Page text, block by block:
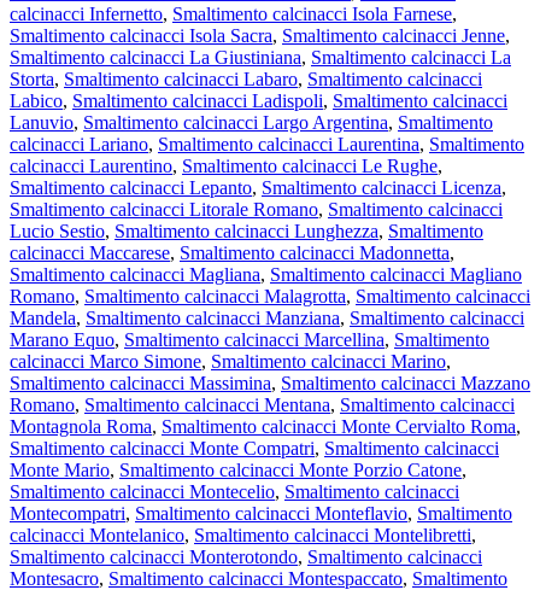
calcinacci Infernetto, Smaltimento calcinacci Isola Farnese,
Smaltimento calcinacci Isola Sacra, Smaltimento calcinacci Jenne,
Smaltimento calcinacci La Giustiniana, Smaltimento calcinacci La
Storta, Smaltimento calcinacci Labaro, Smaltimento calcinacci
Labico, Smaltimento calcinacci Ladispoli, Smaltimento calcinacci
Lanuvio, Smaltimento calcinacci Largo Argentina, Smaltimento
calcinacci Lariano, Smaltimento calcinacci Laurentina, Smaltimento
calcinacci Laurentino, Smaltimento calcinacci Le Rughe,
Smaltimento calcinacci Lepanto, Smaltimento calcinacci Licenza,
Smaltimento calcinacci Litorale Romano, Smaltimento calcinacci
Lucio Sestio, Smaltimento calcinacci Lunghezza, Smaltimento
calcinacci Maccarese, Smaltimento calcinacci Madonnetta,
Smaltimento calcinacci Magliana, Smaltimento calcinacci Magliano
Romano, Smaltimento calcinacci Malagrotta, Smaltimento calcinacci
Mandela, Smaltimento calcinacci Manziana, Smaltimento calcinacci
Marano Equo, Smaltimento calcinacci Marcellina, Smaltimento
calcinacci Marco Simone, Smaltimento calcinacci Marino,
Smaltimento calcinacci Massimina, Smaltimento calcinacci Mazzano
Romano, Smaltimento calcinacci Mentana, Smaltimento calcinacci
Montagnola Roma, Smaltimento calcinacci Monte Cervialto Roma,
Smaltimento calcinacci Monte Compatri, Smaltimento calcinacci
Monte Mario, Smaltimento calcinacci Monte Porzio Catone,
Smaltimento calcinacci Montecelio, Smaltimento calcinacci
Montecompatri, Smaltimento calcinacci Monteflavio, Smaltimento
calcinacci Montelanico, Smaltimento calcinacci Montelibretti,
Smaltimento calcinacci Monterotondo, Smaltimento calcinacci
Montesacro, Smaltimento calcinacci Montespaccato, Smaltimento